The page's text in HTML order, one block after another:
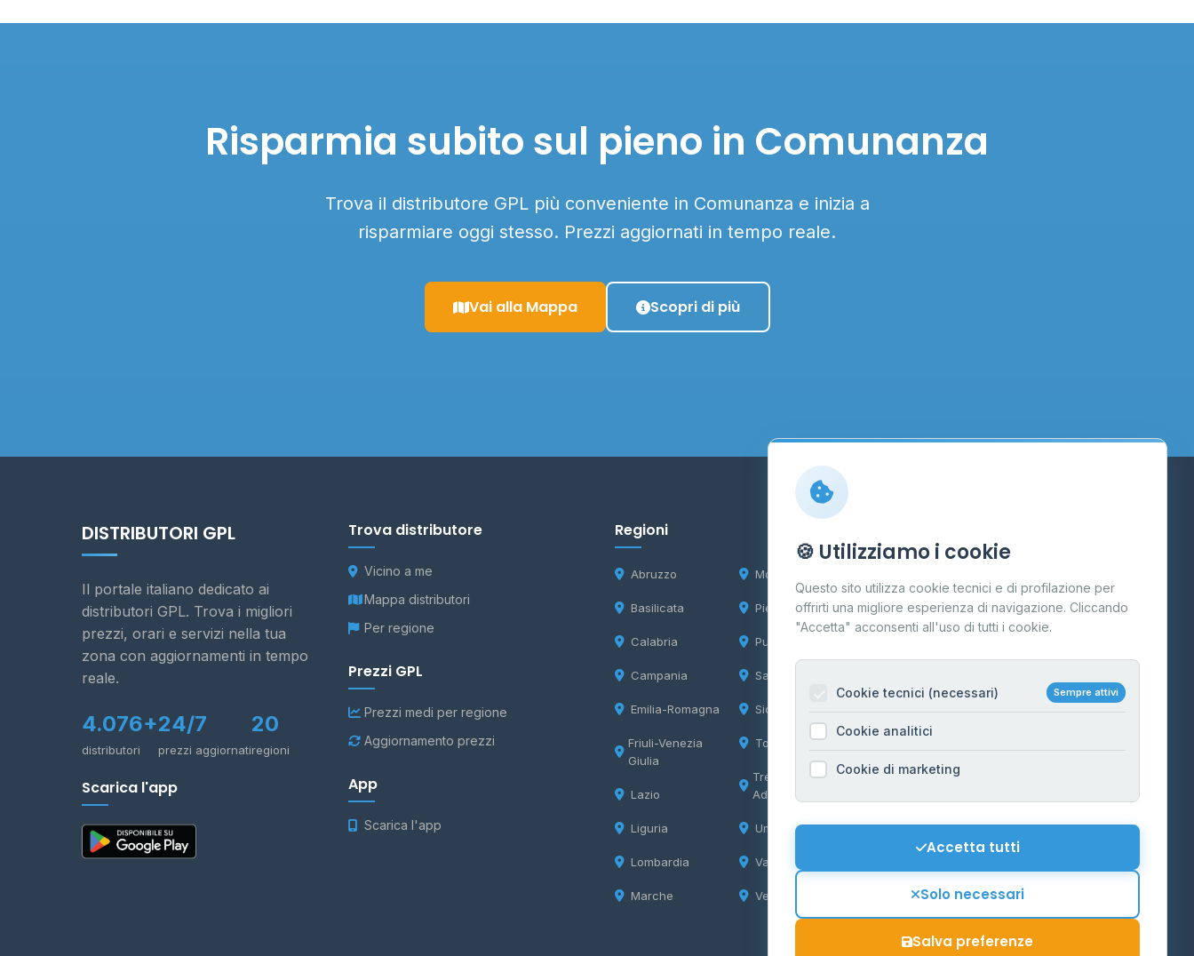
Risparmia subito sul pieno in Comunanza
Trova il distributore GPL più conveniente in Comunanza e inizia a
risparmiare oggi stesso. Prezzi aggiornati in tempo reale.
Vai alla Mappa Scopri di più
DISTRIBUTORI GPL
Il portale italiano dedicato ai
distributori GPL. Trova i migliori
prezzi, orari e servizi nella tua
zona con aggiornamenti in tempo
reale.
4.076+
distributori
24/7
prezzi aggiornati
20
regioni
Scarica l'app
Trova distributore
Vicino a me
Mappa distributori
Per regione
Prezzi GPL
Prezzi medi per regione
Aggiornamento prezzi
App
Scarica l'app
Regioni
Abruzzo
Basilicata
Calabria
Campania
Emilia-Romagna
Friuli-Venezia
Giulia
Lazio
Liguria
Lombardia
Marche
Molise
Piemonte
Puglia
Sardegna
Sicilia
Toscana
Trentino-Alto
Adige
Umbria
Valle d'Aosta
Veneto
Contatti
Per gestori
Informazioni legali
Privacy Policy
Cookie Policy
Mappa del sito
Contattaci
🍪 Utilizziamo i cookie
Questo sito utilizza cookie tecnici e di profilazione per
offrirti una migliore esperienza di navigazione. Cliccando
"Accetta" acconsenti all'uso di tutti i cookie.
Cookie tecnici (necessari) Sempre attivi
Cookie analitici
Cookie di marketing
Accetta tutti
Solo necessari
Salva preferenze